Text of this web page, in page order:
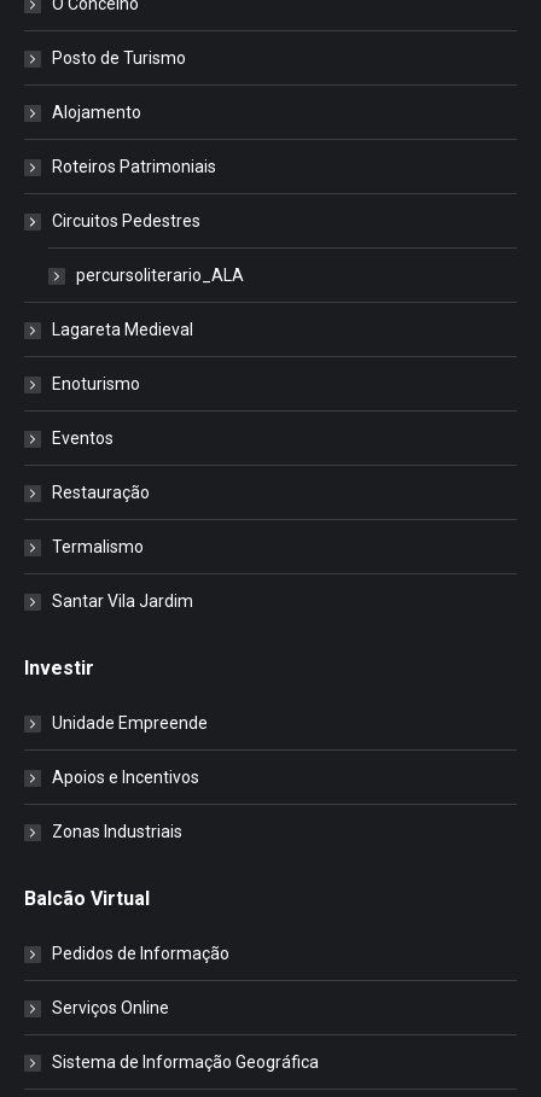
Posto de Turismo
Alojamento
Roteiros Patrimoniais
Circuitos Pedestres
percursoliterario_ALA
Lagareta Medieval
Enoturismo
Eventos
Restauração
Termalismo
Santar Vila Jardim
Investir
Unidade Empreende
Apoios e Incentivos
Zonas Industriais
Balcão Virtual
Pedidos de Informação
Serviços Online
Sistema de Informação Geográfica